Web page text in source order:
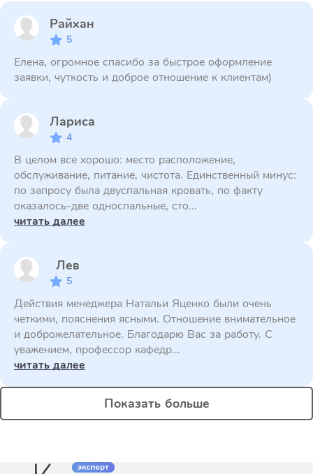
Райхан
5
Елена, огромное спасибо за быстрое оформление
заявки, чуткость и доброе отношение к клиентам)
Лариса
4
В целом все хорошо: место расположение,
обслуживание, питание, чистота. Единственный минус:
по запросу была двуспальная кровать, по факту
оказалось-две односпальные, сто...
читать далее
Лев
5
Действия менеджера Натальи Яценко были очень
четкими, пояснения ясными. Отношение внимательное
и доброжелательное. Благодарю Вас за работу. С
уважением, профессор кафедр...
читать далее
Показать больше